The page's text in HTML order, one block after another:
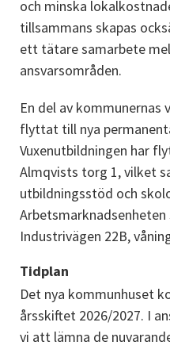
och minska
tillsammans skapas
ett tätare samarbete
ansvarsområden.
En del av kommunernas
flyttat till nya
Vuxenutbildningen har
Almqvists torg 1, vilket
utbildningsstöd och
Industrivägen 22B,
Tidplan
Det nya kommunhuset
årsskiftet 2026/2027. I
vi att lämna de